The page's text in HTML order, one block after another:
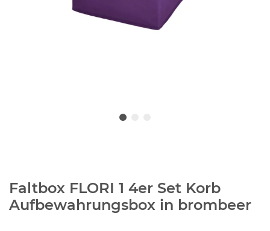
Faltbox FLORI 1 4er Set Korb
Aufbewahrungsbox in brombeer